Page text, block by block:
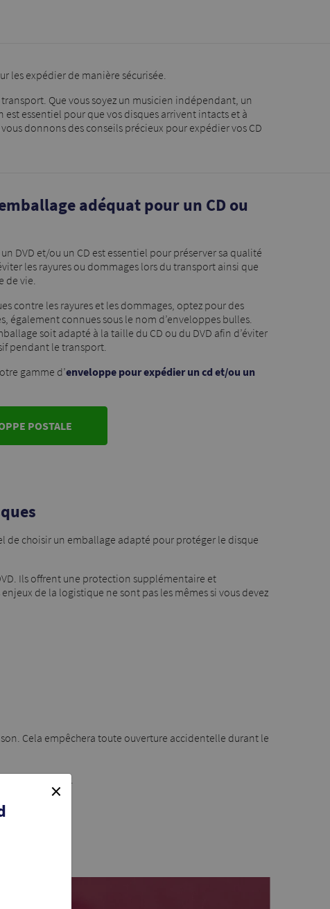
×
les expédier de manière sécurisée.
Que vous soyez un musicien indépendant, un
essentiel pour que vos disques arrivent intacts et à
donnons des conseils précieux pour expédier vos CD
adéquat pour un CD ou
DVD et/ou un CD est essentiel pour préserver sa qualité
les rayures ou dommages lors du transport ainsi que
de vie.
contre les rayures et les dommages, optez pour des
également connues sous le nom d’enveloppes bulles.
soit adapté à la taille du CD ou du DVD afin d’éviter
pendant le transport.
gamme d’enveloppe pour expédier un cd et/ou un
POSTALE
de choisir un emballage adapté pour protéger le disque
Ils offrent une protection supplémentaire et
de la logistique ne sont pas les mêmes si vous devez
Cela empêchera toute ouverture accidentelle durant le
cas de retour.